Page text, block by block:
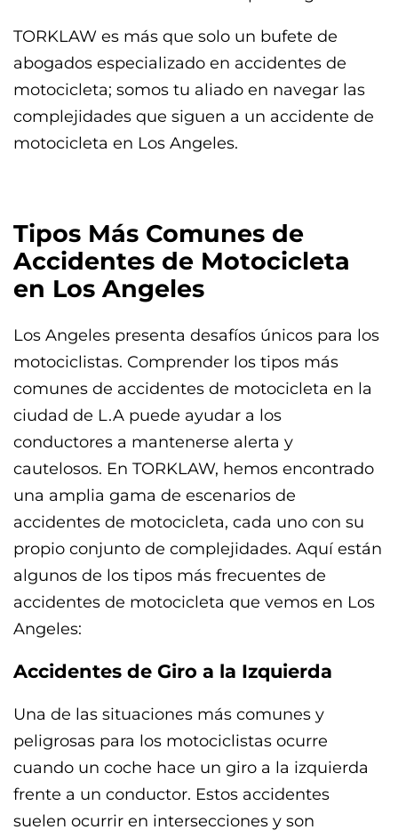
TORKLAW es más que solo un bufete de
abogados especializado en accidentes de
motocicleta; somos tu aliado en navegar las
complejidades que siguen a un accidente de
motocicleta en Los Angeles.
Tipos Más Comunes de
Accidentes de Motocicleta
en Los Angeles
Los Angeles presenta desafíos únicos para los
motociclistas. Comprender los tipos más
comunes de accidentes de motocicleta en la
ciudad de L.A puede ayudar a los
conductores a mantenerse alerta y
cautelosos. En TORKLAW, hemos encontrado
una amplia gama de escenarios de
accidentes de motocicleta, cada uno con su
propio conjunto de complejidades. Aquí están
algunos de los tipos más frecuentes de
accidentes de motocicleta que vemos en Los
Angeles:
Accidentes de Giro a la Izquierda
Una de las situaciones más comunes y
peligrosas para los motociclistas ocurre
cuando un coche hace un giro a la izquierda
frente a un conductor. Estos accidentes
suelen ocurrir en intersecciones y son